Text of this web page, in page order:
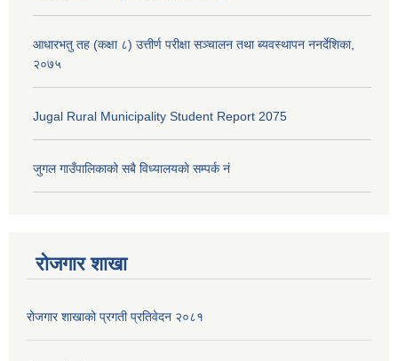
आधारभतु तह (कक्षा ८) उत्तीर्ण परीक्षा सञ्चालन तथा ब्यवस्थापन ननर्देशिका,
२०७५
Jugal Rural Municipality Student Report 2075
जुगल गाउँपालिकाको सबै विध्यालयकाे सम्पर्क नं
रोजगार शाखा
रोजगार शाखाको प्रगती प्रतिवेदन २०८१